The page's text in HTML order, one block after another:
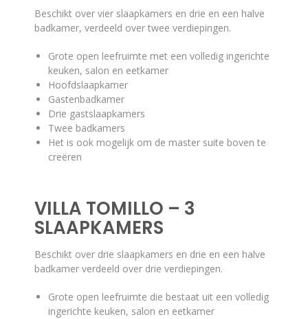
Beschikt over vier slaapkamers en drie en een halve
badkamer, verdeeld over twee verdiepingen.
Grote open leefruimte met een volledig ingerichte
keuken, salon en eetkamer
Hoofdslaapkamer
Gastenbadkamer
Drie gastslaapkamers
Twee badkamers
Het is ook mogelijk om de master suite boven te
creëren
VILLA TOMILLO – 3
SLAAPKAMERS
Beschikt over drie slaapkamers en drie en een halve
badkamer verdeeld over drie verdiepingen.
Grote open leefruimte die bestaat uit een volledig
ingerichte keuken, salon en eetkamer